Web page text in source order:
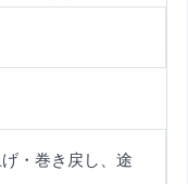
・巻き戻し、途